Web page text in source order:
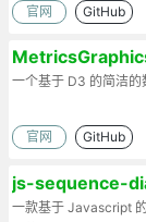
官网 GitHub
一个基于 D3 的简洁的
官网 GitHub
js-sequence-
一款基于 Javascript